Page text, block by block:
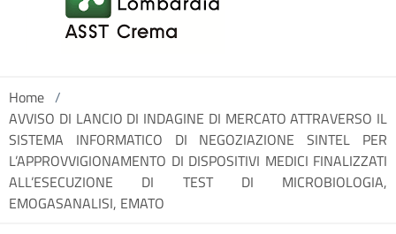
Home /
AVVISO DI LANCIO DI INDAGINE DI MERCATO ATTRAVERSO IL
SISTEMA INFORMATICO DI NEGOZIAZIONE SINTEL PER
L’APPROVVIGIONAMENTO DI DISPOSITIVI MEDICI FINALIZZATI
ALL’ESECUZIONE DI TEST DI MICROBIOLOGIA,
EMOGASANALISI, EMATO